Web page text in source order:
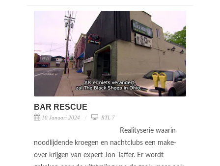
BAR RESCUE
10 Januari 2024 RTL 7
Realityserie waarin
noodlijdende kroegen en nachtclubs een make-
over krijgen van expert Jon Taffer. Er wordt